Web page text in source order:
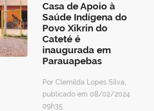
Casa de Apoio à
Saúde Indígena do
Povo Xikrin do
Cateté é
inaugurada em
Parauapebas
Por Clemilda Lopes Silva,
publicado em 08/02/2024
09h35